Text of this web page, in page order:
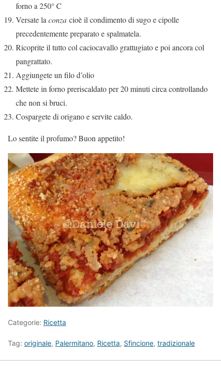
forno a 250° C
Versate laconza cioè il condimento di sugo e cipolle
precedentemente preparato e spalmatela.
Ricoprite il tutto col caciocavallo grattugiato e poi ancora col
pangrattato.
Aggiungete un filo d’olio
Mettete in forno preriscaldato per 20 minuti circa controllando
che non si bruci.
Cospargete di origano e servite caldo.
Lo sentite il profumo? Buon appetito!
Categorie: Ricetta
Tag: originale, Palermitano, Ricetta, Sfincione, tradizionale